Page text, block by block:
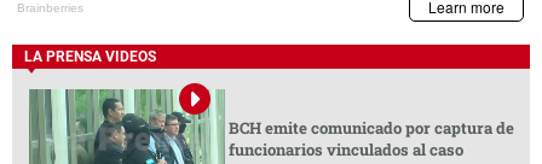
LA PRENSA VIDEOS
BCH emite comunicado por captura de
funcionarios vinculados al caso